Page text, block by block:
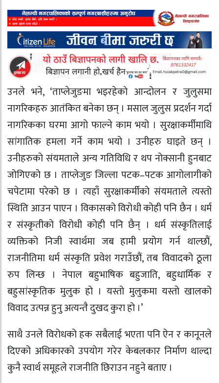
उनले भने, ‘ताप्लेजुङमा भइरहेको आन्दोलन र जुलुसमा
नागरिकहरु आतंकित बनेका छन् । मसाल जुलुस प्रदर्शन गर्दा
नागरिकका घरमा आगो फाल्ने काम भयो । सुरक्षाकर्मीमाथि
सांगातिक हमला गर्ने काम भयो । उनीहरु घाइते छन् ।
उनीहरुको संयमताले अन्य गतिविधि र थप नोक्सानी हुनबाट
जोगिएको छ । ताप्लेजुङ जिल्ला पटक–पटक आगोलागीको
चपेटामा परेको छ । त्यहाँ सुरक्षाकर्मीको संयमताले त्यस्तो
स्थिति आउन पाएन । विकासको विरोधी कोही पनि छैन । धर्म
र संस्कृतीको विरोधी कोही पनि छैन् । धर्म संस्कृतिलाई
व्यक्तिको निजी स्वार्थमा जब हामी प्रयोग गर्न थाल्छौं,
राजनीतिमा धर्म संस्कृति प्रवेश गराउँछौं, तब विवादको ठूला
रुप लिन्छ । नेपाल बहुभाषिक बहुजाति, बहुधार्मिक र
बहुसांस्कृतिक मुलुक हो । यस्तो मुलुकमा यस्तो खालको
विवाद उत्पन्न हुनु अत्यन्तै दुखद कुरा हो ।’
साथै उनले विरोधको हक सबैलाई भएता पनि ऐन र कानूनले
दिएको अधिकारको उपयोग गरेर केबलकार निर्माण थाल्दा
कुनै स्वार्थ समूहले राजनीति छिराउन नहुने बताए ।